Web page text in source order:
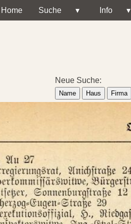
Home Suche ▾ Info ▾
Neue Suche:
Name Haus Firma